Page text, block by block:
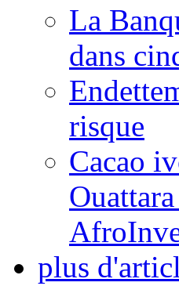
La
dans
risque
Cacao
plus